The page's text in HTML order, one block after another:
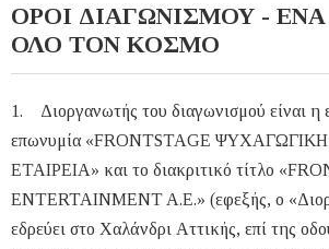
ΟΡΟΙ ΔΙΑΓΩΝΙΣΜΟΥ - ΕΝΑ
ΟΛΟ ΤΟΝ ΚΟΣΜΟ
1. Διοργανωτής του διαγωνισμού είναι η
επωνυμία «FRONTSTAGE
ΕΤΑΙΡΕΙΑ» και το διακριτικό τίτλο
ENTERTAINMENT A.E.» (εφεξής, ο
εδρεύει στο Χαλάνδρι Αττικής, επί της